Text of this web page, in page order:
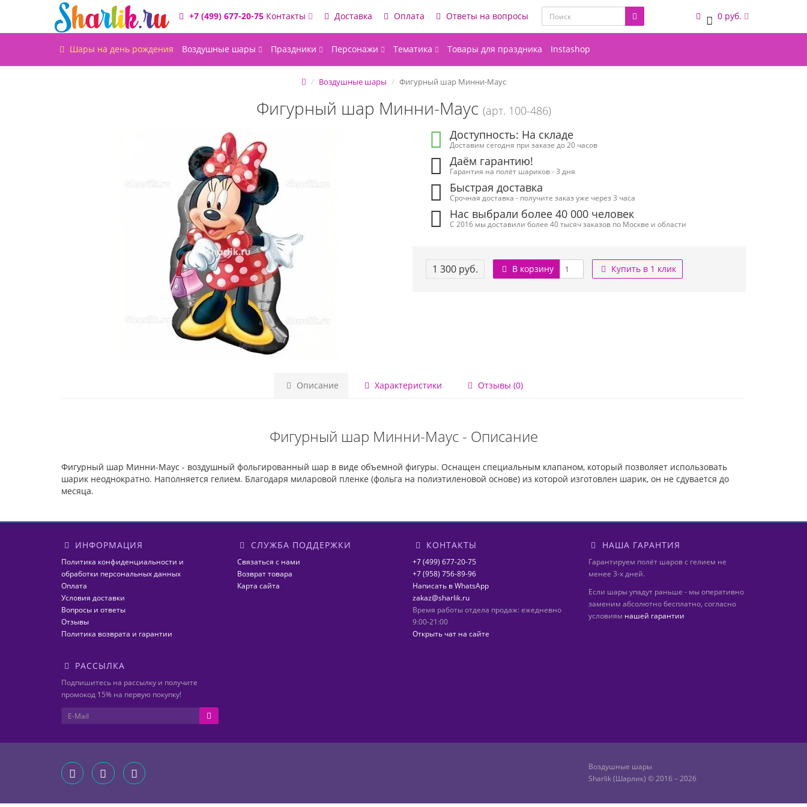
+7 (499) 677-20-75 Контакты Доставка Оплата Ответы на вопросы 0 0 руб.
Шары на день рождения Воздушные шары Праздники Персонажи Тематика Товары для праздника Instashop
Воздушные шары Фигурный шар Минни-Маус
Фигурный шар Минни-Маус (арт. 100-486)
Доступность: На складе
Доставим сегодня при заказе до 20 часов
Даём гарантию!
Гарантия на полёт шариков - 3 дня
Быстрая доставка
Срочная доставка - получите заказ уже через 3 часа
Нас выбрали более 40 000 человек
С 2016 мы доставили более 40 тысяч заказов по Москве и области
1 300 руб. В корзину Купить в 1 клик
Описание Характеристики Отзывы (0)
Фигурный шар Минни-Маус - Описание
Фигурный шар Минни-Маус - воздушный фольгированный шар в виде объемной фигуры. Оснащен специальным клапаном, который позволяет использовать
шарик неоднократно. Наполняется гелием. Благодаря миларовой пленке (фольга на полиэтиленовой основе) из которой изготовлен шарик, он не сдувается до
месяца.
ИНФОРМАЦИЯ
Политика конфиденциальности и
обработки персональных данных
Оплата
Условия доставки
Вопросы и ответы
Отзывы
Политика возврата и гарантии
СЛУЖБА ПОДДЕРЖКИ
Связаться с нами
Возврат товара
Карта сайта
КОНТАКТЫ
+7 (499) 677-20-75
+7 (958) 756-89-96
Написать в WhatsApp
zakaz@sharlik.ru
Время работы отдела продаж: ежедневно
9:00-21:00
Открыть чат на сайте
НАША ГАРАНТИЯ
Гарантируем полёт шаров с гелием не
менее 3-х дней.
Если шары упадут раньше - мы оперативно
заменим абсолютно бесплатно, согласно
условиям нашей гарантии
РАССЫЛКА
Подпишитесь на рассылку и получите
промокод 15% на первую покупку!
Воздушные шары
Sharlik (Шарлик) © 2016 – 2026